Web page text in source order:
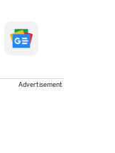
Advertisement